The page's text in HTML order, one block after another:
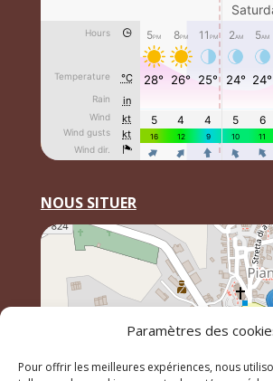
Paramètres des
Pour offrir les meilleures expériences, nous
NOUS SITUER